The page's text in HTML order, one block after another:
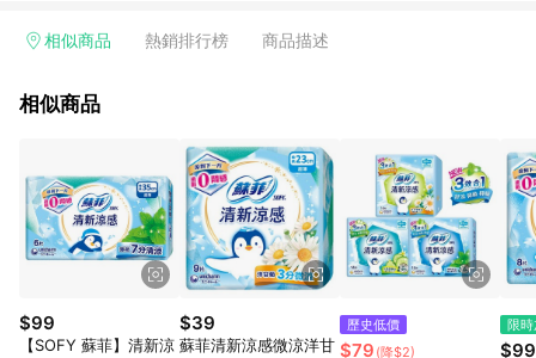
4. 不具回饋資格種類商品：電子禮券。 5. 回饋點數計算將排除訂
錄，相關問題請於保留時間內聯絡客服中心，並由康達盛通生活
提供簡單、快速、輕鬆的購物流程及體驗，將不定期推出精選、
話題性或期間限定商品來滿足您的喜好。
相似商品 熱銷排行榜 商品描述
相似商品
$99
【SOFY 蘇菲】清新涼
$39
蘇菲清新涼感微涼洋甘
歷史低價
$79 (降$2)
限
$99